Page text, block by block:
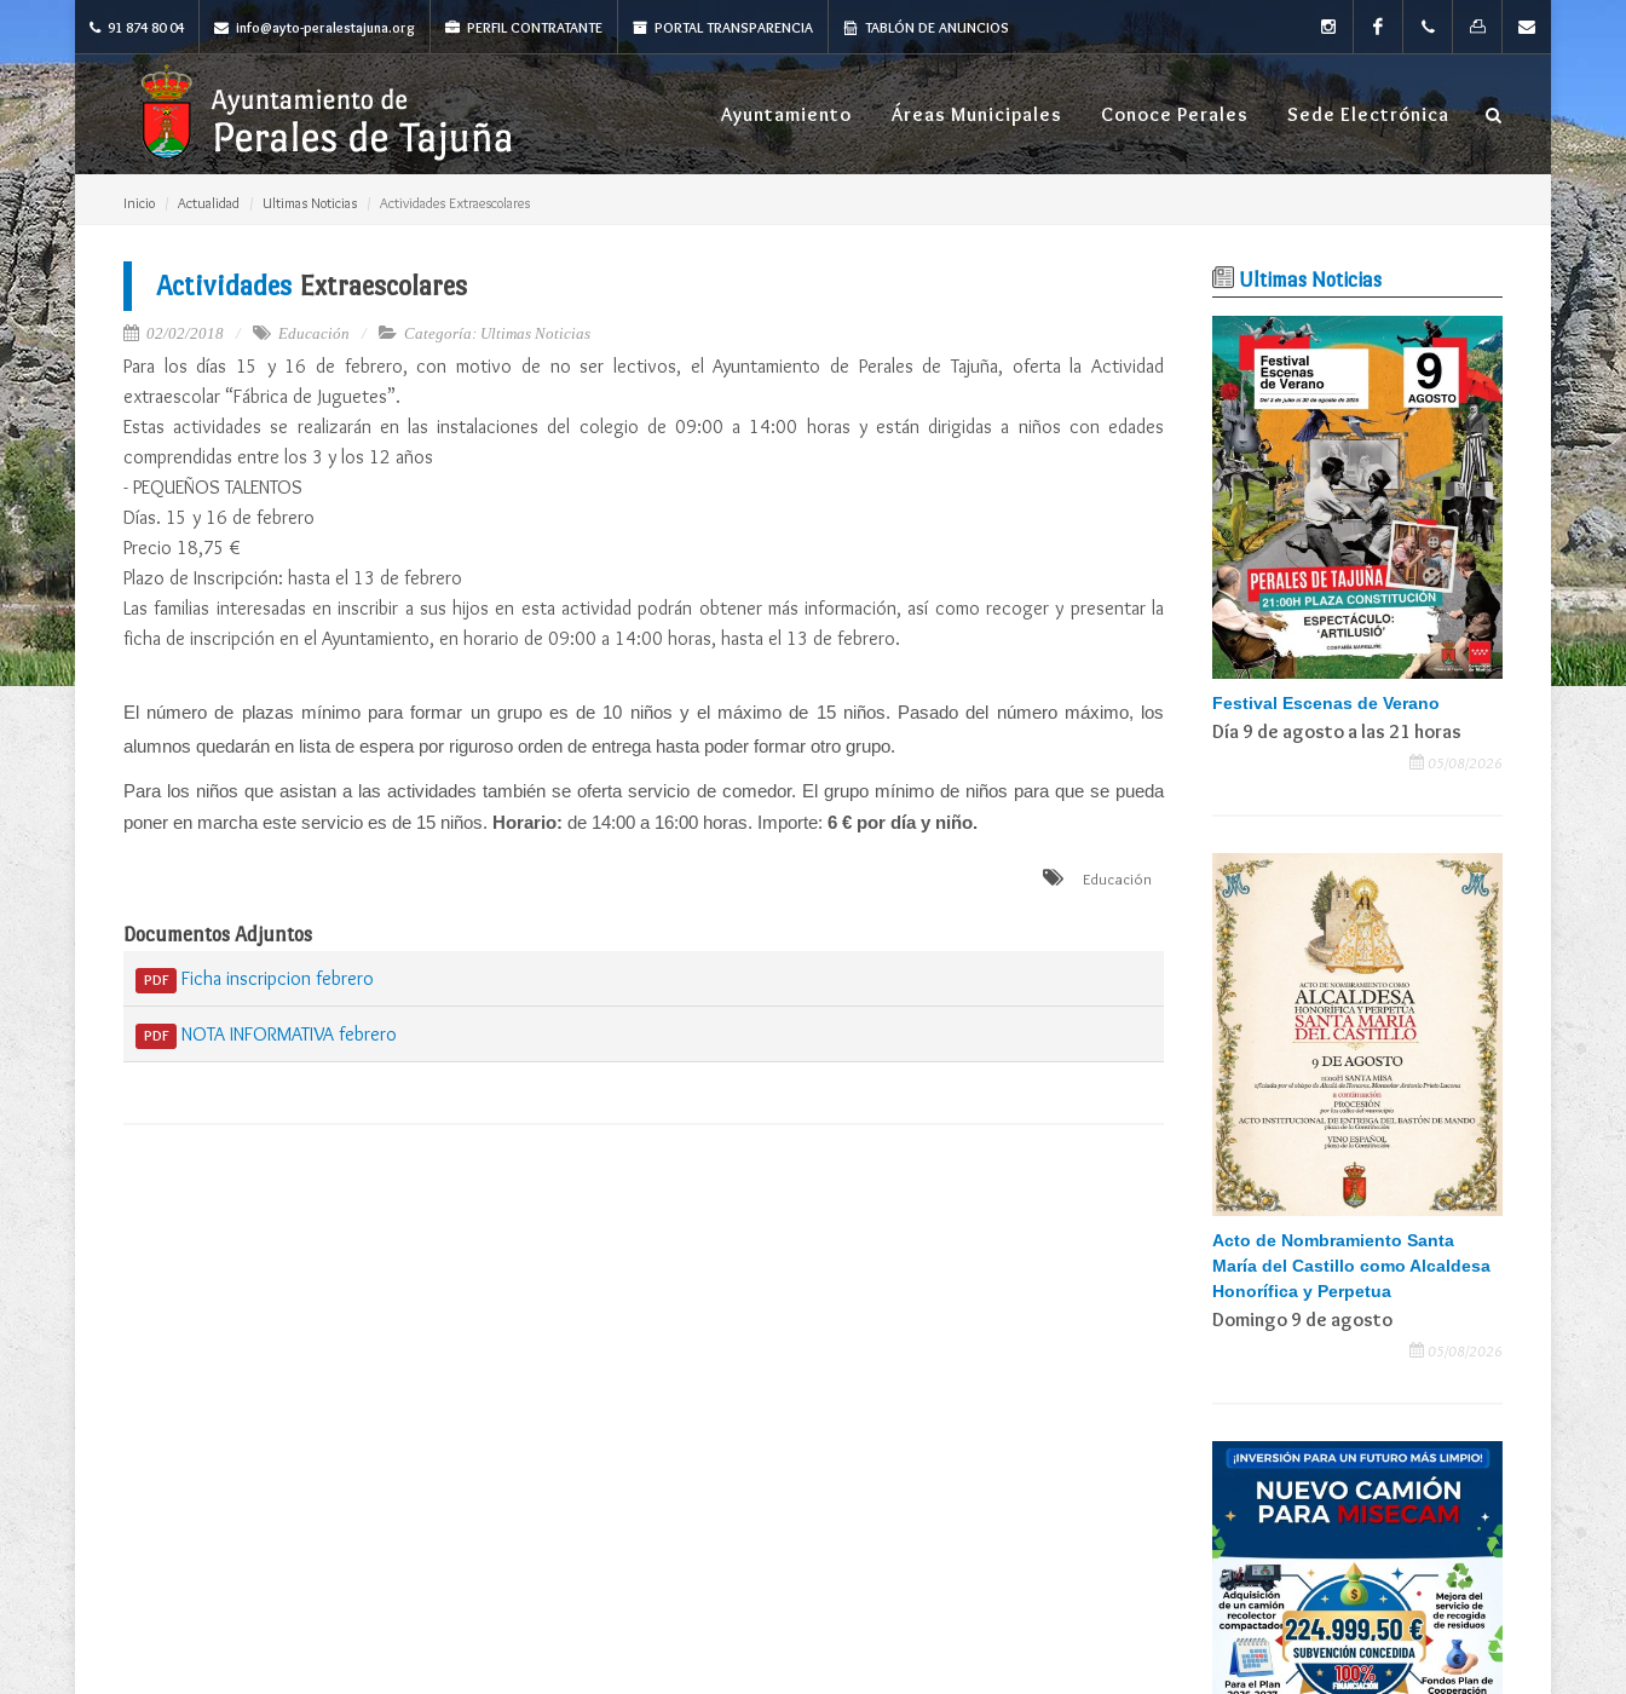
91 874 80 04 info@ayto-peralestajuna.org PERFIL CONTRATANTE PORTAL TRANSPARENCIA TABLÓN DE ANUNCIOS
instagram
874 80 91 874
Ayuntamiento Áreas Municipales Conoce Perales Sede Electrónica
Inicio Actualidad Ultimas Noticias Actividades Extraescolares
Actividades Extraescolares
02/02/2018 Educación Categoría: Ultimas Noticias
Para los días 15 y 16 de febrero, con motivo de no ser lectivos, el Ayuntamiento de Perales de Tajuña, oferta la Actividad
extraescolar “Fábrica de Juguetes”.
Estas actividades se realizarán en las instalaciones del colegio de 09:00 a 14:00 horas y están dirigidas a niños con edades
comprendidas entre los 3 y los 12 años
- PEQUEÑOS TALENTOS
Días. 15 y 16 de febrero
Precio 18,75 €
Plazo de Inscripción: hasta el 13 de febrero
Las familias interesadas en inscribir a sus hijos en esta actividad podrán obtener más información, así como recoger y presentar la
ficha de inscripción en el Ayuntamiento, en horario de 09:00 a 14:00 horas, hasta el 13 de febrero.
El número de plazas mínimo para formar un grupo es de 10 niños y el máximo de 15 niños. Pasado del número máximo, los
alumnos quedarán en lista de espera por riguroso orden de entrega hasta poder formar otro grupo.
Para los niños que asistan a las actividades también se oferta servicio de comedor. El grupo mínimo de niños para que se pueda
poner en marcha este servicio es de 15 niños. Horario: de 14:00 a 16:00 horas. Importe: 6 € por día y niño.
Educación
Documentos Adjuntos
PDF Ficha inscripcion febrero
PDF NOTA INFORMATIVA febrero
Ultimas Noticias
Festival Escenas de Verano
Día 9 de agosto a las 21 horas
05/08/2026
Acto de Nombramiento Santa
María del Castillo como Alcaldesa
Honorífica y Perpetua
Domingo 9 de agosto
05/08/2026